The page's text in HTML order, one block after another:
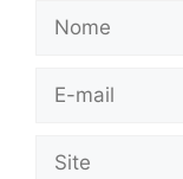
Nome
Site